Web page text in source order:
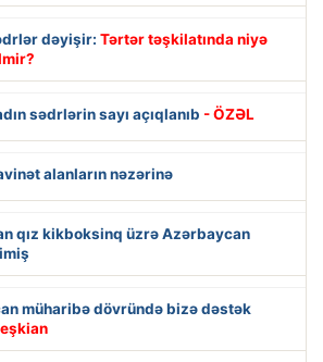
dəyişir: Tərtər təşkilatında niyə
sədrlərin sayı açıqlanıb - ÖZƏL
alanların nəzərinə
qız kikboksinq üzrə Azərbaycan
müharibə dövründə bizə dəstək